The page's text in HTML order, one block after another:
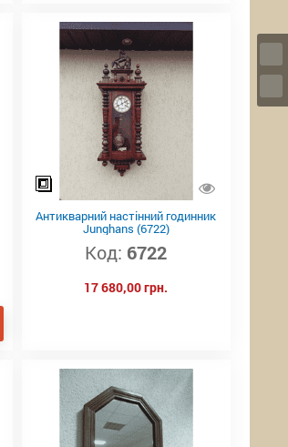
Антикварний настінний годинник
Junghans (6722)
Код: 6722
17 680,00 грн.